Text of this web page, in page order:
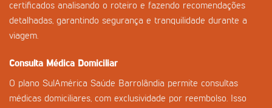
certificados analisando o roteiro e fazendo recomendações
detalhadas, garantindo segurança e tranquilidade durante a
viagem.
Consulta Médica Domiciliar
O plano SulAmérica Saúde Barrolândia permite consultas
médicas domiciliares, com exclusividade por reembolso. Isso